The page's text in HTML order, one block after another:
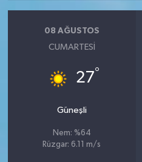
08 AĞUSTOS
CUMARTESI
27°
Güneşli
Nem: %64
Rüzgar: 6.11 m/s